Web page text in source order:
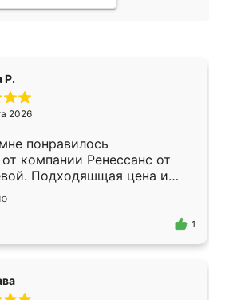
Р.
2026
понравилось
компании Ренессанс от
Подходяшщая цена и
изготовления. Приехавший
Владислав
эскизу самый
1